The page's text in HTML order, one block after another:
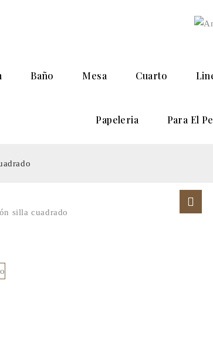
Baño Mesa Cuarto
Papeleria Para El